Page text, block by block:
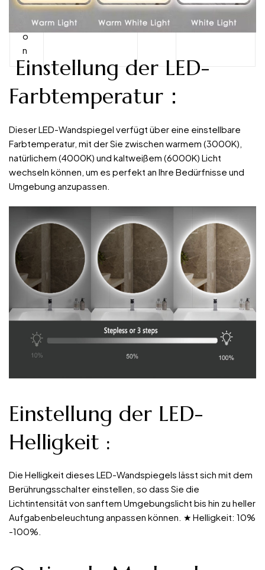
k
o
n
Einstellung der LED-
Farbtemperatur：
Dieser LED-Wandspiegel verfügt über eine einstellbare
Farbtemperatur, mit der Sie zwischen warmem (3000K),
natürlichem (4000K) und kaltweißem (6000K) Licht
wechseln können, um es perfekt an Ihre Bedürfnisse und
Umgebung anzupassen.
Einstellung der LED-
Helligkeit :
Die Helligkeit dieses LED-Wandspiegels lässt sich mit dem
Berührungsschalter einstellen, so dass Sie die
Lichtintensität von sanftem Umgebungslicht bis hin zu heller
Aufgabenbeleuchtung anpassen können. ★ Helligkeit: 10%
-100%.